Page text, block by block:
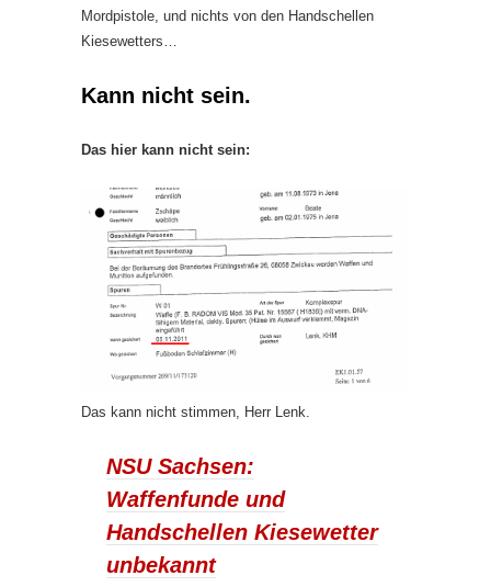
Mordpistole, und nichts von den Handschellen
Kiesewetters…
Kann nicht sein.
Das hier kann nicht sein:
Das kann nicht stimmen, Herr Lenk.
NSU Sachsen:
Waffenfunde und
Handschellen Kiesewetter
unbekannt